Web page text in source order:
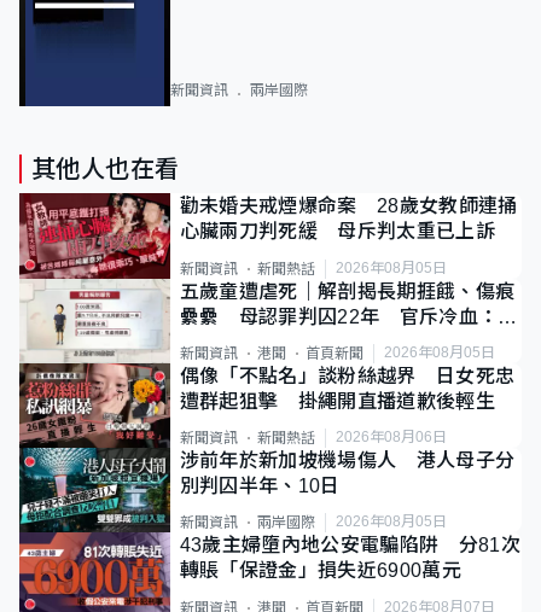
新聞資訊 兩岸國際
其他人也在看
勸未婚夫戒煙爆命案 28歲女教師連捅
心臟兩刀判死緩 母斥判太重已上訴
新聞資訊 新聞熱話 2026年08月05日
五歲童遭虐死｜解剖揭長期捱餓、傷痕
纍纍 母認罪判囚22年 官斥冷血：同
類案最惡劣
新聞資訊 港聞 首頁新聞 2026年08月05日
偶像「不點名」談粉絲越界 日女死忠
遭群起狙擊 掛繩開直播道歉後輕生
新聞資訊 新聞熱話 2026年08月06日
涉前年於新加坡機場傷人 港人母子分
別判囚半年、10日
新聞資訊 兩岸國際 2026年08月05日
43歲主婦墮內地公安電騙陷阱 分81次
轉賬「保證金」損失近6900萬元
新聞資訊 港聞 首頁新聞 2026年08月07日